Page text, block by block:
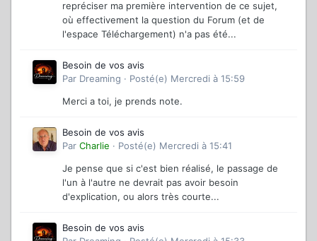
repréciser ma première intervention de ce sujet,
où effectivement la question du Forum (et de
l'espace Téléchargement) n'a pas été...
Besoin de vos avis
Par Dreaming · Posté(e) Mercredi à 15:59
Merci a toi, je prends note.
Besoin de vos avis
Par Charlie · Posté(e) Mercredi à 15:41
Je pense que si c'est bien réalisé, le passage de
l'un à l'autre ne devrait pas avoir besoin
d'explication, ou alors très courte...
Besoin de vos avis